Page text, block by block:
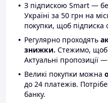
З підпискою Smart —
Україні за 50 грн на
покупки, щоб підписка
Регулярно проходять
знижки. Стежимо, щоб
Актуальні пропозиції
Великі покупки можна
до 24 платежів.
банку.